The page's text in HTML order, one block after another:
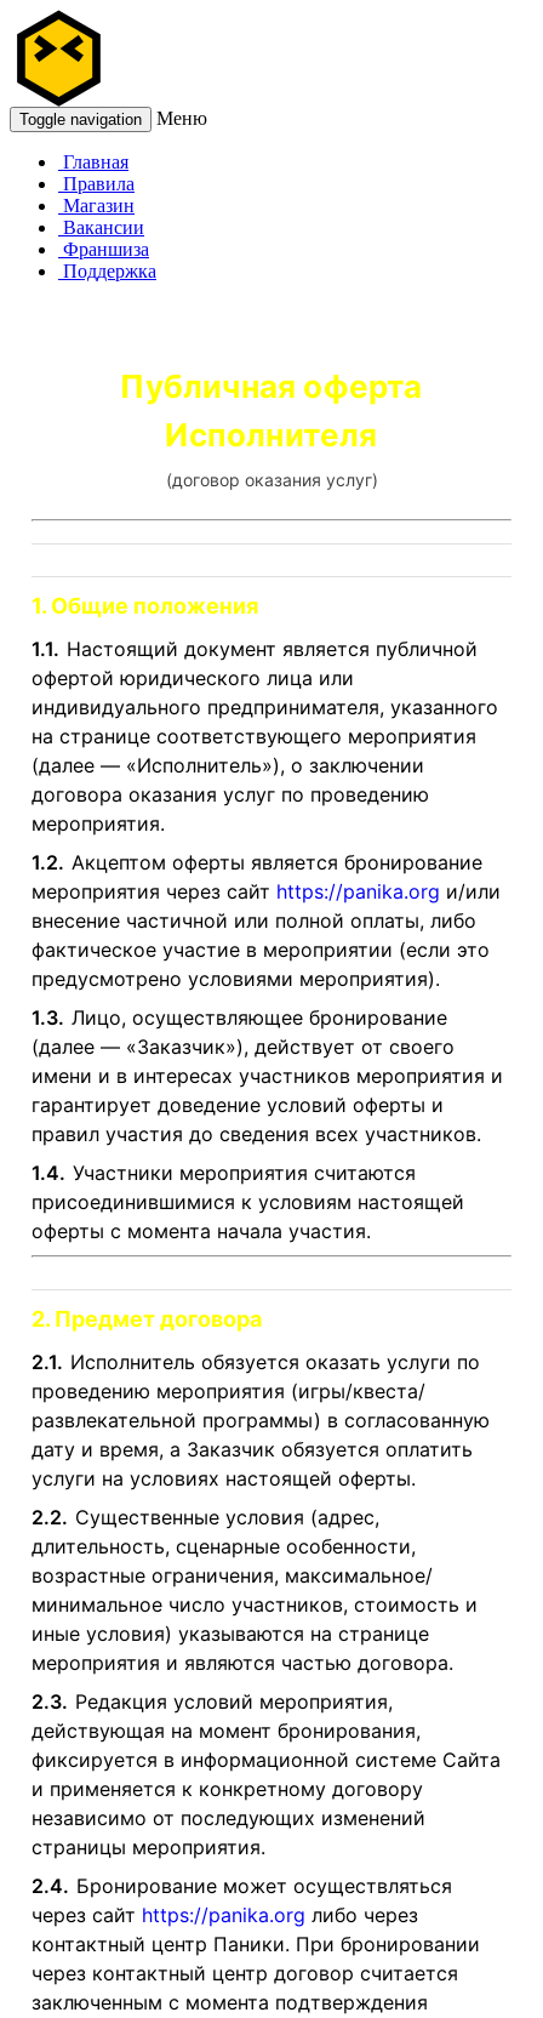
Toggle navigation Меню
Главная
Правила
Магазин
Вакансии
Франшиза
Поддержка
Публичная оферта
Исполнителя
(договор оказания услуг)
1. Общие положения
1.1. Настоящий документ является публичной
офертой юридического лица или
индивидуального предпринимателя, указанного
на странице соответствующего мероприятия
(далее — «Исполнитель»), о заключении
договора оказания услуг по проведению
мероприятия.
1.2. Акцептом оферты является бронирование
мероприятия через сайт https://panika.org и/или
внесение частичной или полной оплаты, либо
фактическое участие в мероприятии (если это
предусмотрено условиями мероприятия).
1.3. Лицо, осуществляющее бронирование
(далее — «Заказчик»), действует от своего
имени и в интересах участников мероприятия и
гарантирует доведение условий оферты и
правил участия до сведения всех участников.
1.4. Участники мероприятия считаются
присоединившимися к условиям настоящей
оферты с момента начала участия.
2. Предмет договора
2.1. Исполнитель обязуется оказать услуги по
проведению мероприятия (игры/квеста/
развлекательной программы) в согласованную
дату и время, а Заказчик обязуется оплатить
услуги на условиях настоящей оферты.
2.2. Существенные условия (адрес,
длительность, сценарные особенности,
возрастные ограничения, максимальное/
минимальное число участников, стоимость и
иные условия) указываются на странице
мероприятия и являются частью договора.
2.3. Редакция условий мероприятия,
действующая на момент бронирования,
фиксируется в информационной системе Сайта
и применяется к конкретному договору
независимо от последующих изменений
страницы мероприятия.
2.4. Бронирование может осуществляться
через сайт https://panika.org либо через
контактный центр Паники. При бронировании
через контактный центр договор считается
заключенным с момента подтверждения